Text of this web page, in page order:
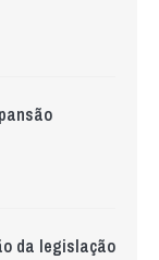
da legislação